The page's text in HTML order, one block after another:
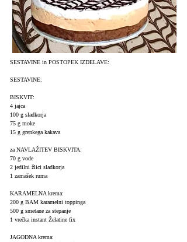
SESTAVINE in POSTOPEK IZDELAVE:
SESTAVINE:
BISKVIT:
4 jajca
100 g sladkorja
75 g moke
15 g grenkega kakava
za NAVLAŽITEV BISKVITA:
70 g vode
2 jedilni žlici sladkorja
1 zamašek ruma
KARAMELNA krema:
200 g BAM karamelni toppinga
500 g smetane za stepanje
1 vrečka instant Želatine fix
JAGODNA krema: